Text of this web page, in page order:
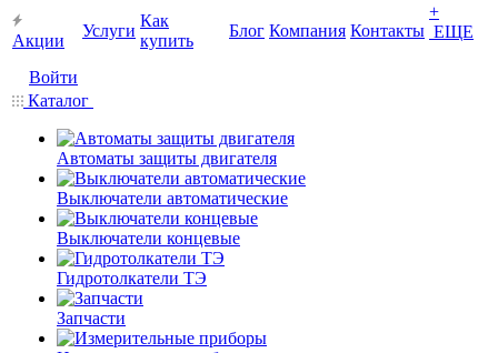
Акции
Услуги
Как
купить
Блог Компания Контакты
+
ЕЩЕ
Войти
Каталог
Автоматы защиты двигателя
Выключатели автоматические
Выключатели концевые
Гидротолкатели ТЭ
Запчасти